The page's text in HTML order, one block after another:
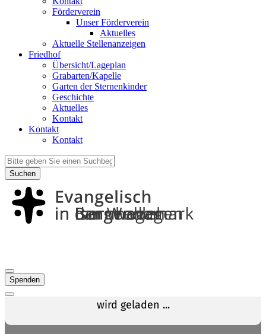
Förderverein
Unser Förderverein
Aktuelles
Aktuelle Stellenanzeigen
Friedhof
Übersicht/Lageplan
Grabarten/Kapelle
Garten der Sternenkinder
Geschichte
Aktuelles
Kontakt
Kontakt
Kontakt
Suchen
Spenden